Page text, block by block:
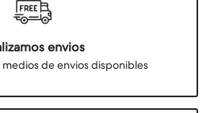
envios
medios de envios disponibles